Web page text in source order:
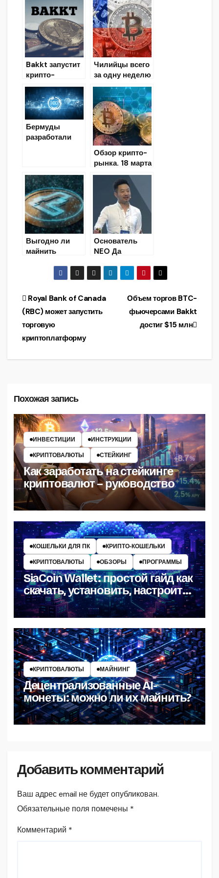
бирже
криптофондов
Bakkt запустит
крипто-
платёжное
приложение в
первой
половине 2020
года
Чилийцы всего
за одну неделю
совершили
биткоин-
транзакции на
$300 млн
Бермуды
разработали
Обзор крипто-
рынка. 18 марта
Выгодно ли
майнить
халвинга?
Основатель
NEO Да
«блокчейн
поможет миру
пандемии»
Навигация
по
записям
Объем торгов BTC-
фьючерсами Bakkt
достиг $15 млн
Royal Bank of Canada
(RBC) может запустить
торговую
криптоплатформу
Похожая запись
ИНВЕСТИЦИИ
ИНСТРУКЦИИ
КРИПТОВАЛЮТЫ
СТЕЙКИНГ
Как заработать на стейкинге
криптовалют – руководство
КОШЕЛЬКИ ДЛЯ ПК
КРИПТО‑КОШЕЛЬКИ
КРИПТОВАЛЮТЫ
ОБЗОРЫ ПРОГРАММЫ
SiaCoin Wallet: простой гайд как
скачать, установить, настроить
и пользоваться
КРИПТОВАЛЮТЫ МАЙНИНГ
Децентрализованные AI-
монеты: можно ли их майнить?
Добавить комментарий
Ваш адрес email не будет опубликован.
Обязательные поля помечены *
Комментарий *